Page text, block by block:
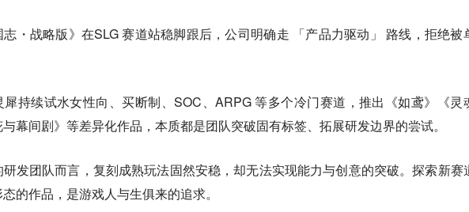
・战略版》在SLG 赛道站稳脚跟后，公司明确走 「产品力驱动」 路线，拒绝被
犀持续试水女性向、买断制、SOC、ARPG 等多个冷门赛道，推出《如鸢》《灵
幕间剧》等差异化作品，本质都是团队突破固有标签、拓展研发边界的尝试。
发团队而言，复刻成熟玩法固然安稳，却无法实现能力与创意的突破。探索新赛
的作品，是游戏人与生俱来的追求。